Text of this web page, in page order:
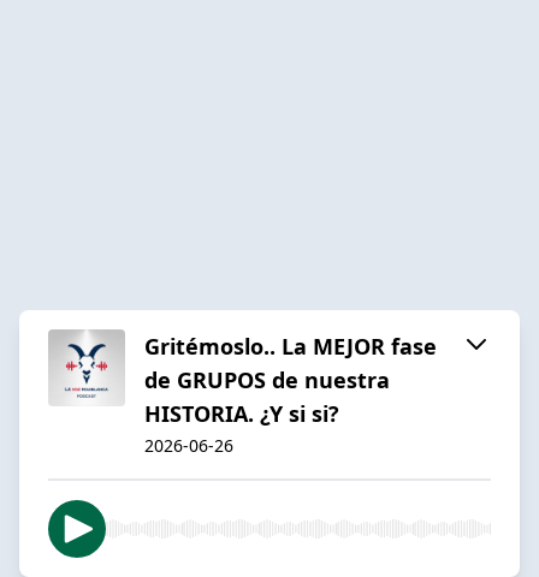
Gritémoslo.. La MEJOR fase
de GRUPOS de nuestra
HISTORIA. ¿Y si si?
2026-06-26